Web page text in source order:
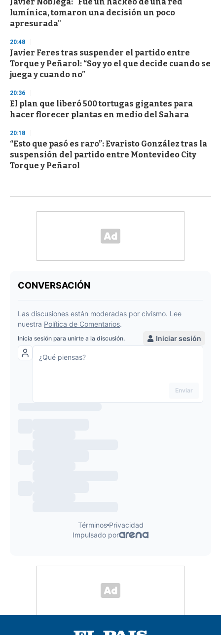
lumínica, tomaron una decisión un poco
apresurada"
20:48
Javier Feres tras suspender el partido entre
Torque y Peñarol: “Soy yo el que decide cuando se
juega y cuando no”
20:36
El plan que liberó 500 tortugas gigantes para
hacer florecer plantas en medio del Sahara
20:18
“Esto que pasó es raro”: Evaristo González tras la
suspensión del partido entre Montevideo City
Torque y Peñarol